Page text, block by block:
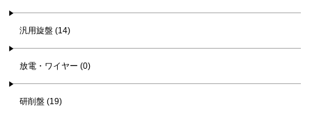
汎用旋盤 (14)
放電・ワイヤー (0)
研削盤 (19)